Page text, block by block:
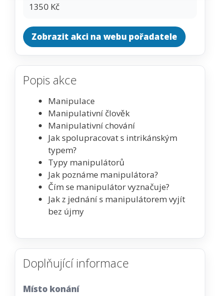
1350 Kč
Zobrazit akci na webu pořadatele
Popis akce
Manipulace
Manipulativní člověk
Manipulativní chování
Jak spolupracovat s intrikánským
typem?
Typy manipulátorů
Jak poznáme manipulátora?
Čím se manipulátor vyznačuje?
Jak z jednání s manipulátorem vyjít
bez újmy
Doplňující informace
Místo konání